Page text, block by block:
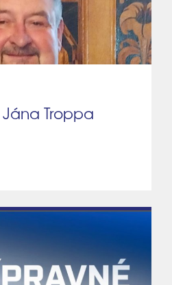
Troppa